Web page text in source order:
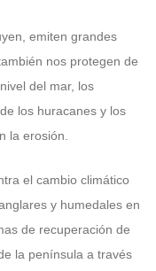
emiten grandes
nos protegen de
del mar, los
los huracanes y los
la erosión.
el cambio climático
y humedales en
de recuperación de
la península a través